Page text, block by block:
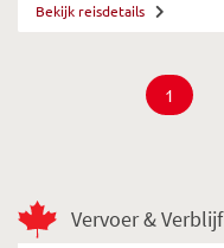
Vervoer & Verblijf
Bekijk reisdetails
1